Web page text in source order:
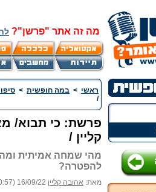
מה זה אתר "פרשן"?
ראשי > במה חופשית >
/
פרשת: כי תבוא/
קליין /
מהי שמחה אמיתית
להפטרה?
מאת: אהובה קליין 16/09/22 (00:57)